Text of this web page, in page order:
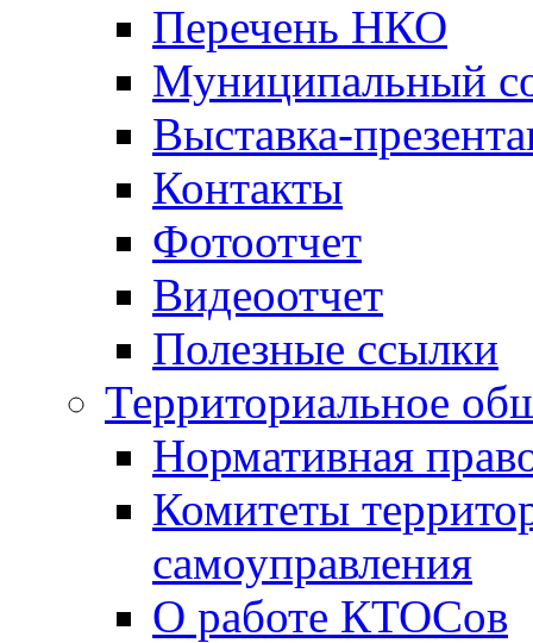
Перечень НКО
Муниципальный
Выставка-
Контакты
Фотоотчет
Видеоотчет
Полезные ссылки
Территориальное
Нормативная
Комитеты
самоуправления
О работе КТОСов